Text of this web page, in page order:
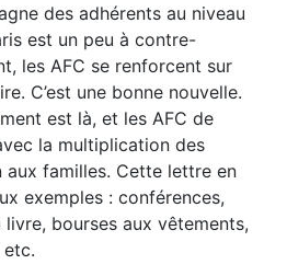
des adhérents au niveau
est un peu à contre-
les AFC se renforcent sur
C’est une bonne nouvelle.
est là, et les AFC de
la multiplication des
aux familles. Cette lettre en
exemples : conférences,
bourses aux vêtements,